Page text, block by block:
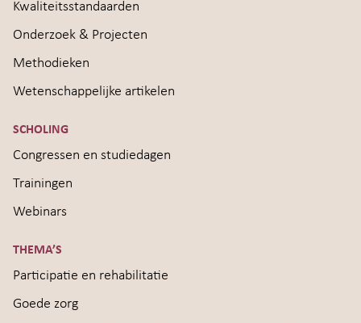
Kwaliteitsstandaarden
Onderzoek & Projecten
Methodieken
Wetenschappelijke artikelen
SCHOLING
Congressen en studiedagen
Trainingen
Webinars
THEMA’S
Participatie en rehabilitatie
Goede zorg